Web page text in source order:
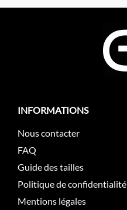
INFORMATIONS
Nous contacter
FAQ
Guide des tailles
Politique de confidentialité
Mentions légales